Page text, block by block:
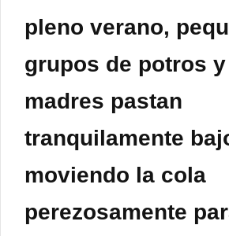
pleno verano,
grupos de potros
madres pastan
tranquilamente
moviendo la cola
perezosamente